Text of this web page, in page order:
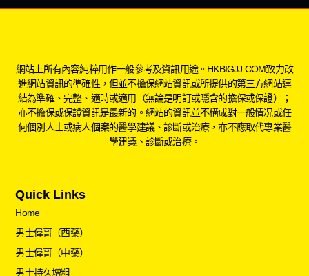
網站上所有內容純粹用作一般參考及資訊用途。HKBIGJJ.COM致力改
進網站資訊的準確性，但並不擔保網站資訊或所提供的第三方網站連
結為準確、完整、適時或適用（無論是明訂或隱含的擔保或保證）；
亦不擔保或保證資訊是最新的。網站的資訊並不構成對一般情况或任
何個別人士或病人個案的醫學建議、診斷或治療，亦不應取代專業醫
學建議、診斷或治療。
Quick Links
Home
男士偉哥（西藥）
男士偉哥（中藥）
男士持久增粗